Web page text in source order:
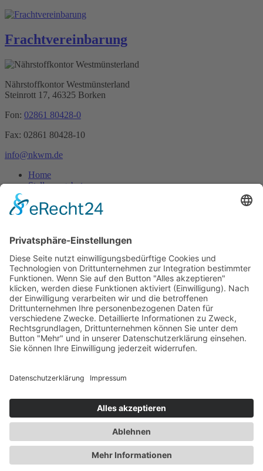
Fracht­vereinbarung
Nährstoffkontor Westmünsterland
Steinrott 17, 46325 Borken
Fon: 02861 80428-0
Fax: 02861 80428-10
info@nkwm.de
Home
Stellenangebote
Download Flyer
Suchen
Datenschutz
Produkte
Dokumentation
Technik
Transporte
Tankaufliegertransporte
Feststofftransporte
Hakenlift
Transportfässer
Abfalltransporte
Frachtvereinbarung